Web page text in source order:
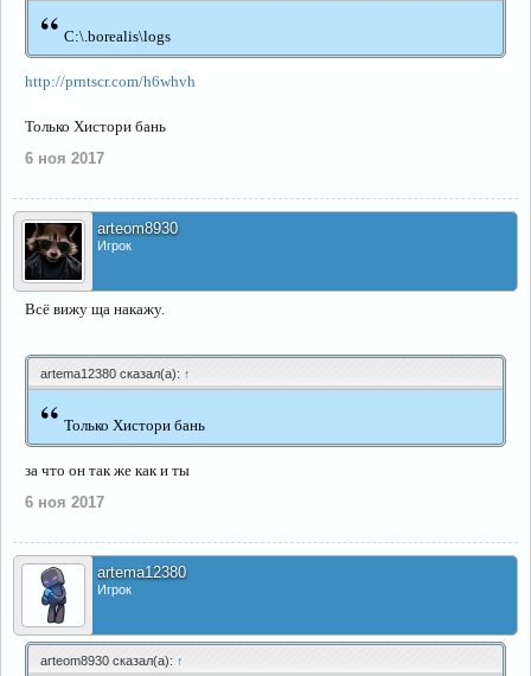
“ C:\.borealis\logs
http://prntscr.com/h6whvh
Только Хистори бань
6 ноя 2017
arteom8930
Игрок
Всё вижу ща накажу.
artema12380 сказал(а): ↑
“ Только Хистори бань
за что он так же как и ты
6 ноя 2017
artema12380
Игрок
arteom8930 сказал(а): ↑